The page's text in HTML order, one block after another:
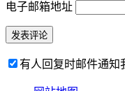
电子邮箱地址
有人回复时邮件通知